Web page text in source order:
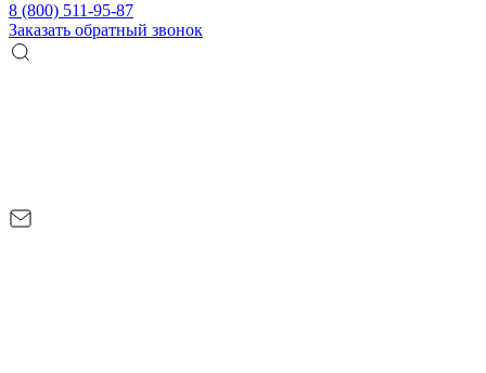
8 (800) 511-95-87
Заказать обратный звонок